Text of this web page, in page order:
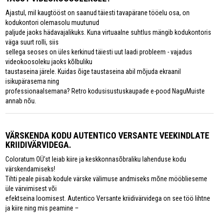
Ajastul, mil kaugtööst on saanud täiesti tavapärane tööelu osa, on
kodukontori olemasolu muutunud
paljude jaoks hädavajalikuks. Kuna virtuaalne suhtlus mängib kodukontoris
väga suurt rolli, siis
sellega seoses on üles kerkinud täiesti uut laadi probleem - vajadus
videokoosoleku jaoks kõlbuliku
taustaseina järele. Kuidas õige taustaseina abil mõjuda ekraanil
isikupärasema ning
professionaalsemana? Retro kodusisustuskaupade e-pood NaguMuiste
annab nõu.
VÄRSKENDA KODU AUTENTICO VERSANTE VEEKINDLATE
KRIIDIVÄRVIDEGA.
Coloratum OÜ’st leiab kiire ja keskkonnasõbraliku lahenduse kodu
värskendamiseks!
Tihti peale piisab kodule värske välimuse andmiseks mõne mööblieseme
üle värvimisest või
efektseina loomisest. Autentico Versante kriidivärvidega on see töö lihtne
ja kiire ning mis peamine –